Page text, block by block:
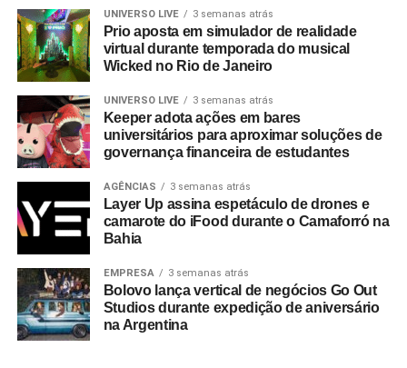
BMG, Banco Inter, Grupo Boticário, Suvinil, GOL,
Havaianas e MetLife, para seguir o ritmo do seu
crescimento, a EAÍ?! inicia o novo ciclo com a conquista
das contas da Camil (convenção anual e viagem de
incentivo) e da Seara (campanhas de engajamento
interno). Além da ampliação do escopo de atuação com a
Copa Energia (calendário nacional de eventos e trade
marketing) e com a Mondelez International (ecossistema
de campanhas de incentivo e viagens).
No último trimestre de 2026, a agência também assina a
produção da segunda edição do Inter Summit, evento
proprietário do Banco Inter que já se integrou ao
calendário oficial de Belo Horizonte.
Uma década de viradas: da adaptação histórica à
UNIVERSO LIVE 3 semanas atrás
Prio aposta em simulador de realidade
virtual durante temporada do musical
Wicked no Rio de Janeiro
UNIVERSO LIVE 3 semanas atrás
Keeper adota ações em bares
universitários para aproximar soluções de
governança financeira de estudantes
AGÊNCIAS 3 semanas atrás
Layer Up assina espetáculo de drones e
camarote do iFood durante o Camaforró na
Bahia
EMPRESA 3 semanas atrás
Bolovo lança vertical de negócios Go Out
Studios durante expedição de aniversário
na Argentina